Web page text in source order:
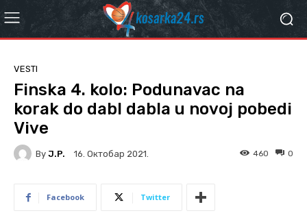
VESTI
Finska 4. kolo: Podunavac na
korak do dabl dabla u novoj pobedi
Vive
By J.P. 16. Октобар 2021. 0
460
Facebook Twitter